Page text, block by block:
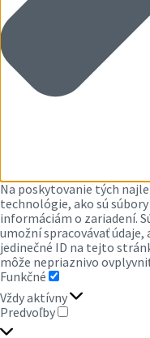
Na poskytovanie tých
technológie, ako sú
informáciám o zariadení.
umožní spracovávať
jedinečné ID na tejto
môže nepriaznivo
Funkčné
FUNKČNÉ
Vždy aktívny
Predvoľby
PREDVOĽBY